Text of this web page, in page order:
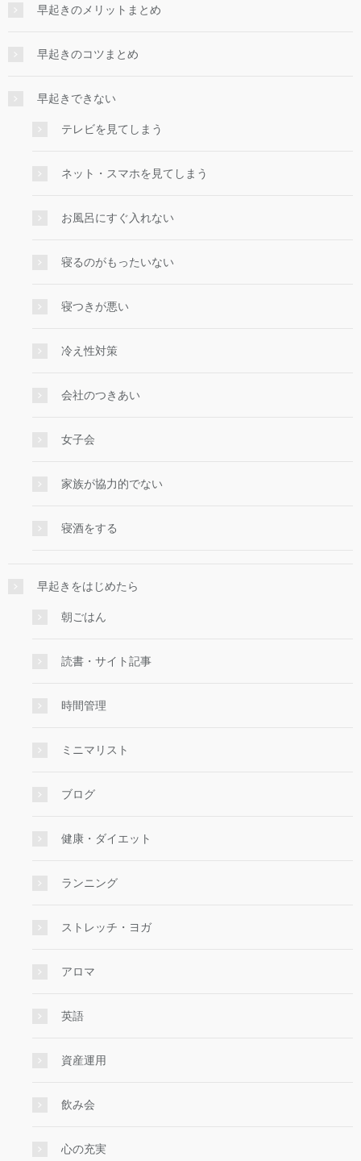
早起きのメリットまとめ
早起きのコツまとめ
早起きできない
テレビを見てしまう
ネット・スマホを見てしまう
お風呂にすぐ入れない
寝るのがもったいない
寝つきが悪い
冷え性対策
会社のつきあい
女子会
家族が協力的でない
寝酒をする
早起きをはじめたら
朝ごはん
読書・サイト記事
時間管理
ミニマリスト
ブログ
健康・ダイエット
ランニング
ストレッチ・ヨガ
アロマ
英語
資産運用
飲み会
心の充実